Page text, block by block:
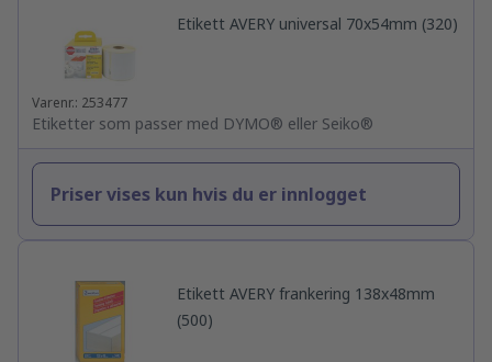
Etikett AVERY universal 70x54mm (320)
Varenr.: 253477
Etiketter som passer med DYMO® eller Seiko®
Priser vises kun hvis du er innlogget
Etikett AVERY frankering 138x48mm
(500)